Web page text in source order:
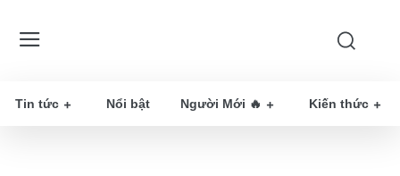
Tin tức Nổi bật Người Mới 🔥 Kiến thức